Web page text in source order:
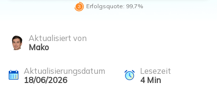
 Erfolgsquote: 99,7%
Aktualisiert von
Mako
Aktualisierungsdatum
18/06/2026
Lesezeit
4Min